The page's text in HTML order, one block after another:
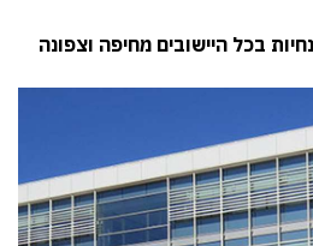
בכל היישובים מחיפה וצפונה